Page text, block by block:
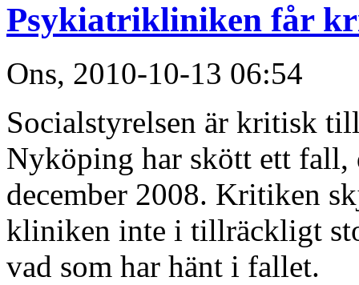
Psykiatrikliniken får
Ons, 2010-10-13 06:54
Socialstyrelsen är kritisk
Nyköping har skött ett
december 2008. Kritiken
kliniken inte i tillräckligt
vad som har hänt i fallet.